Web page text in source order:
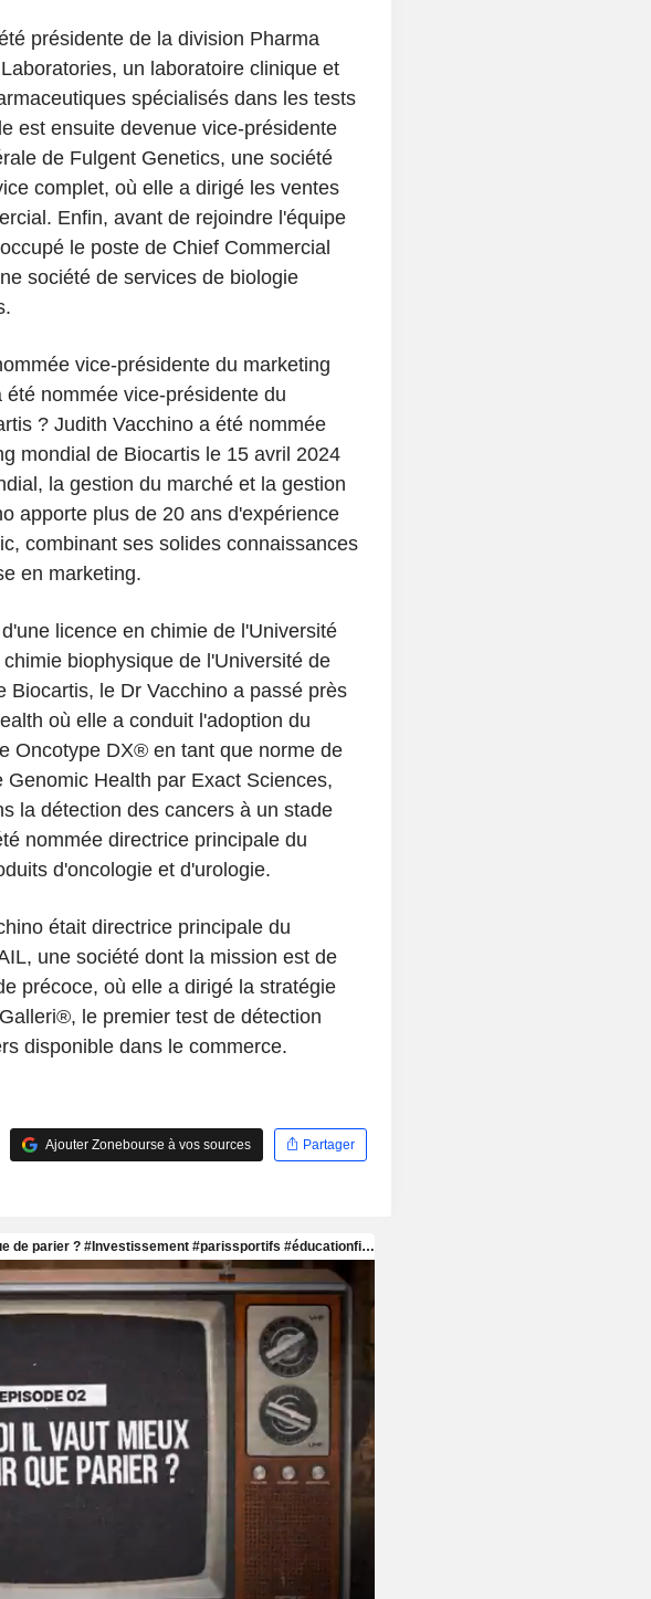
présidente de la division Pharma
un laboratoire clinique et
spécialisés dans les tests
est ensuite devenue vice-présidente
de Fulgent Genetics, une société
complet, où elle a dirigé les ventes
Enfin, avant de rejoindre l'équipe
le poste de Chief Commercial
société de services de biologie
vice-présidente du marketing
nommée vice-présidente du
? Judith Vacchino a été nommée
mondial de Biocartis le 15 avril 2024
la gestion du marché et la gestion
apporte plus de 20 ans d'expérience
combinant ses solides connaissances
en marketing.
licence en chimie de l'Université
biophysique de l'Université de
Biocartis, le Dr Vacchino a passé près
où elle a conduit l'adoption du
Oncotype DX® en tant que norme de
Health par Exact Sciences,
la détection des cancers à un stade
nommée directrice principale du
d'oncologie et d'urologie.
était directrice principale du
une société dont la mission est de
précoce, où elle a dirigé la stratégie
le premier test de détection
disponible dans le commerce.
Ajouter Zonebourse à vos sources Partager